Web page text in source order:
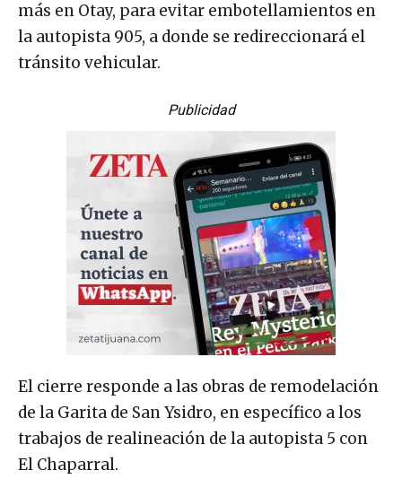
más en Otay, para evitar embotellamientos en
la autopista 905, a donde se redireccionará el
tránsito vehicular.
Publicidad
El cierre responde a las obras de remodelación
de la Garita de San Ysidro, en específico a los
trabajos de realineación de la autopista 5 con
El Chaparral.